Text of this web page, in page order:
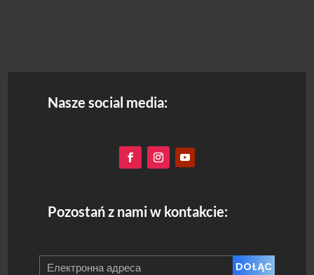
Nasze social media:
Pozostań z nami w kontakcie:
DOŁĄC